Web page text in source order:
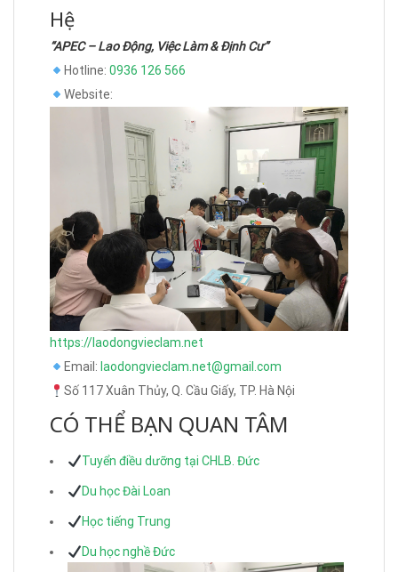
Hệ
“APEC – Lao Động, Việc Làm & Định Cư”
Hotline: 0936 126 566
Website:
https://laodongvieclam.net
Email: laodongvieclam.net@gmail.com
Số 117 Xuân Thủy, Q. Cầu Giấy, TP. Hà Nội
CÓ THỂ BẠN QUAN TÂM
Tuyển điều dưỡng tại CHLB. Đức
Du học Đài Loan
Học tiếng Trung
Du học nghề Đức